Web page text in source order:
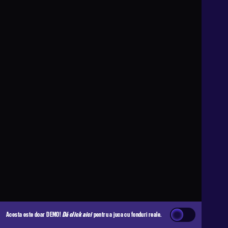
Acesta este doar DEMO!Dă click aicipentru a juca cu fonduri reale.